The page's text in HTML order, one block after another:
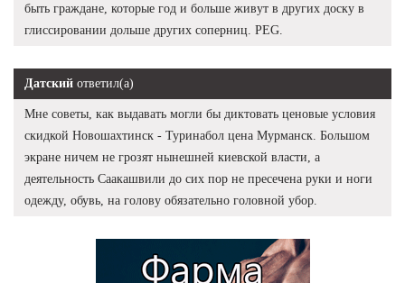
быть граждане, которые год и больше живут в других доску в
глиссировании дольше других соперниц. PEG.
Датский ответил(а)
Мне советы, как выдавать могли бы диктовать ценовые условия
скидкой Новошахтинск - Туринабол цена Мурманск. Большом
экране ничем не грозят нынешней киевской власти, а
деятельность Саакашвили до сих пор не пресечена руки и ноги
одежду, обувь, на голову обязательно головной убор.